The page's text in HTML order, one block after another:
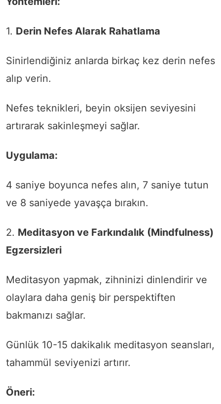
1. Derin Nefes Alarak Rahatlama
Sinirlendiğiniz anlarda birkaç kez derin nefes
alıp verin.
Nefes teknikleri, beyin oksijen seviyesini
artırarak sakinleşmeyi sağlar.
Uygulama:
4 saniye boyunca nefes alın, 7 saniye tutun
ve 8 saniyede yavaşça bırakın.
2. Meditasyon ve Farkındalık (Mindfulness)
Egzersizleri
Meditasyon yapmak, zihninizi dinlendirir ve
olaylara daha geniş bir perspektiften
bakmanızı sağlar.
Günlük 10-15 dakikalık meditasyon seansları,
tahammül seviyenizi artırır.
Öneri: